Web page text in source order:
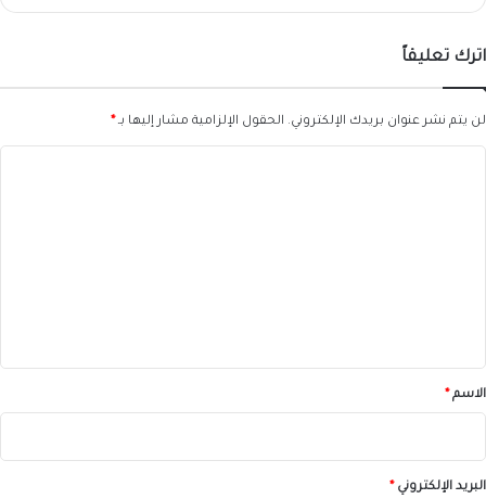
اترك تعليقاً
لن يتم نشر عنوان بريدك الإلكتروني. الحقول الإلزامية مشار إليها بـ*
*الاسم*
البريد الإلكتروني*